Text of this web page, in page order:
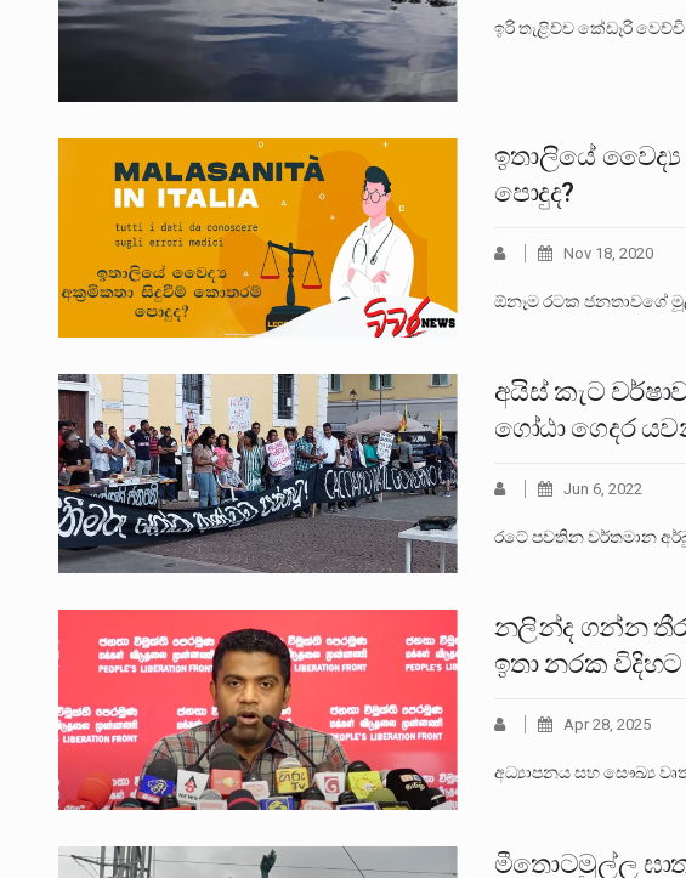
ඉරි තැළිච්ච කේඩෑරි
ඉතාලියේ
පොදුද?
Nov 18, 2020
ඕනෑම රටක ජනතාවගේ
අයිස් කැට
ගෝඨා ගෙදර
Jun 6, 2022
රටේ පවතින වර්තමාන
නලින්ද ගන්න
ඉතා නරක
Apr 28, 2025
අධ්‍යාපනය සහ සෞඛ්‍ය
මීතොටමුල්ල